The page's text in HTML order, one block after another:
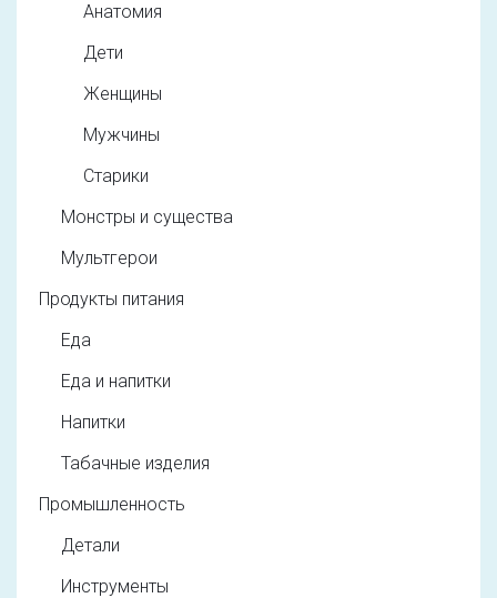
Анатомия
Дети
Женщины
Мужчины
Старики
Монстры и существа
Мультгерои
Продукты питания
Еда
Еда и напитки
Напитки
Табачные изделия
Промышленность
Детали
Инструменты